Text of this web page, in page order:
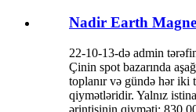
Nadir Earth
22-10-13-də admin
Çinin spot bazarında
toplanır və gündə hər iki
qiymətləridir. Yalnız
ərintisinin qiyməti: